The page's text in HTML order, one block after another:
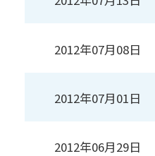
2012年07月08日
2012年07月01日
2012年06月29日